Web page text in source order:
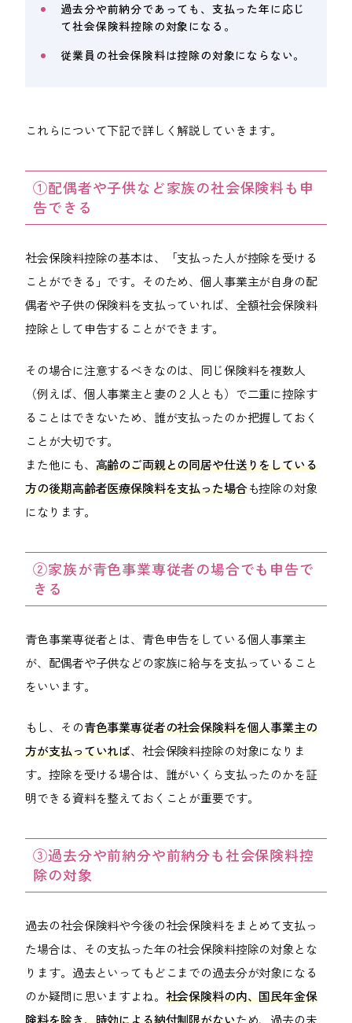
過去分や前納分であっても、支払った年に応じ
て社会保険料控除の対象になる。
従業員の社会保険料は控除の対象にならない。
これらについて下記で詳しく解説していきます。
①配偶者や子供など家族の社会保険料も申
告できる
社会保険料控除の基本は、「支払った人が控除を受ける
ことができる」です。そのため、個人事業主が自身の配
偶者や子供の保険料を支払っていれば、全額社会保険料
控除として申告することができます。
その場合に注意するべきなのは、同じ保険料を複数人
（例えば、個人事業主と妻の２人とも）で二重に控除す
ることはできないため、誰が支払ったのか把握しておく
ことが大切です。
また他にも、 高齢のご両親との同居や仕送りをしている
方の後期高齢者医療保険料を支払った場合も控除の対象
になります。
②家族が青色事業専従者の場合でも申告で
きる
青色事業専従者とは、青色申告をしている個人事業主
が、配偶者や子供などの家族に給与を支払っていること
をいいます。
もし、その青色事業専従者の社会保険料を個人事業主の
方が支払っていれば、社会保険料控除の対象になりま
す。控除を受ける場合は、誰がいくら支払ったのかを証
明できる資料を整えておくことが重要です。
③過去分や前納分や前納分も社会保険料控
除の対象
過去の社会保険料や今後の社会保険料をまとめて支払っ
た場合は、その支払った年の社会保険料控除の対象とな
ります。過去といってもどこまでの過去分が対象になる
のか疑問に思いますよね。 社会保険料の内、国民年金保